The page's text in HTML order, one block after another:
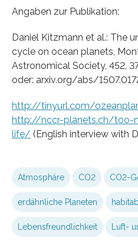
Angaben zur Publikation:
Daniel Kitzmann et al.: The
cycle on ocean planets,
Astronomical Society, 452,
oder: arxiv.org/abs/
http://tinyurl.com/
http://nccr-planets.ch/too-
life/ (English interview with
Atmosphäre CO2 CO2-
erdähnliche Planeten
Lebensfreundlichkeit Luft-